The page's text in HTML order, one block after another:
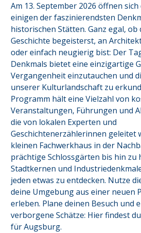
Am 13. September 2026 öffnen
einigen der faszinierendsten
historischen Stätten. Ganz egal, ob
Geschichte begeisterst, an
oder einfach neugierig bist: Der
Denkmals bietet eine einzigartige
Vergangenheit einzutauchen und
unserer Kulturlandschaft zu
Programm hält eine Vielzahl von
Veranstaltungen, Führungen und
die von lokalen Experten und
Geschichtenerzählerinnen geleitet
kleinen Fachwerkhaus in der
prächtige Schlossgärten bis hin zu
Stadtkernen und
jeden etwas zu entdecken. Nutze
deine Umgebung aus einer neuen
erleben. Plane deinen Besuch und
verborgene Schätze: Hier findest
für Augsburg.